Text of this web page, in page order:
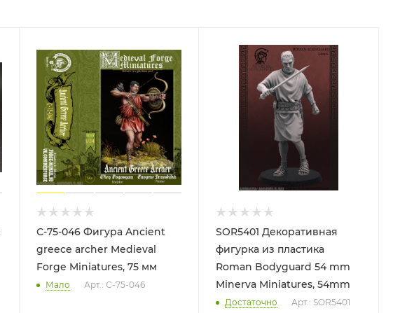
С-75-046 Фигура Ancient
greece archer Medieval
Forge Miniatures, 75 мм
Мало Арт.: С-75-046
SOR5401 Декоративная
фигурка из пластика
Roman Bodyguard 54 mm
Minerva Miniatures, 54mm
Достаточно Арт.: SOR5401